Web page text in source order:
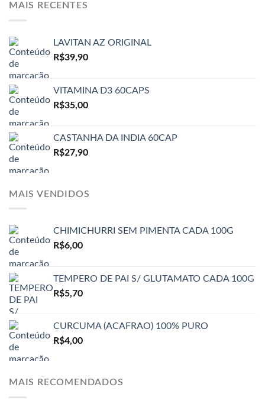
MAIS RECENTES
LAVITAN AZ ORIGINAL
R$39,90
VITAMINA D3 60CAPS
R$35,00
CASTANHA DA INDIA 60CAP
R$27,90
MAIS VENDIDOS
CHIMICHURRI SEM PIMENTA CADA 100G
R$6,00
TEMPERO DE PAI S/ GLUTAMATO CADA 100G
R$5,70
CURCUMA (ACAFRAO) 100% PURO
R$4,00
MAIS RECOMENDADOS